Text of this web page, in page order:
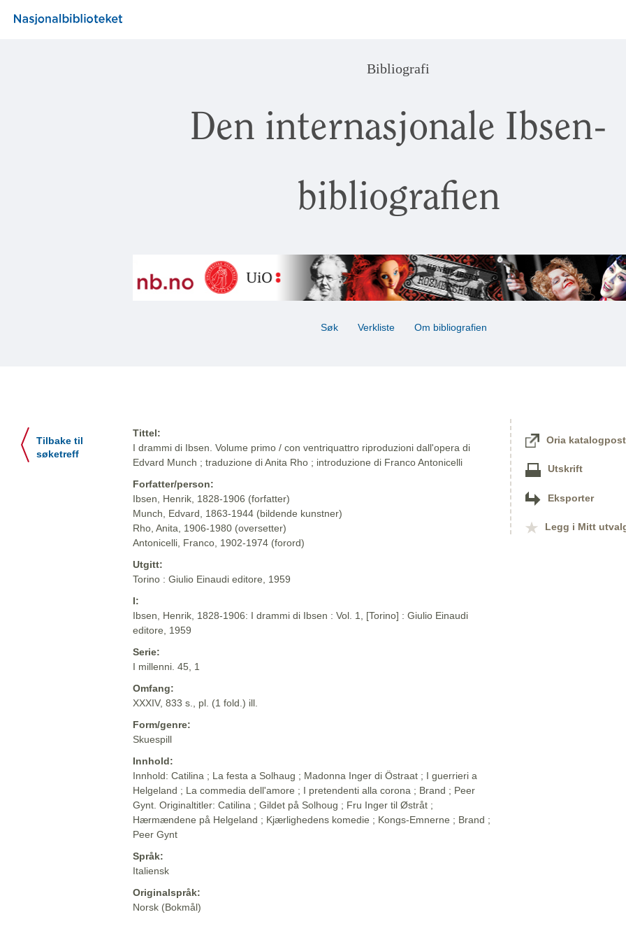
Bibliografi
Den internasjonale Ibsen-
bibliografien
Søk Verkliste Om bibliografien
Tilbake til
søketreff
Tittel:
I drammi di Ibsen. Volume primo / con ventriquattro riproduzioni dall'opera di
Edvard Munch ; traduzione di Anita Rho ; introduzione di Franco Antonicelli
Forfatter/person:
Ibsen, Henrik, 1828-1906 (forfatter)
Munch, Edvard, 1863-1944 (bildende kunstner)
Rho, Anita, 1906-1980 (oversetter)
Antonicelli, Franco, 1902-1974 (forord)
Utgitt:
Torino : Giulio Einaudi editore, 1959
I:
Ibsen, Henrik, 1828-1906: I drammi di Ibsen : Vol. 1, [Torino] : Giulio Einaudi
editore, 1959
Serie:
I millenni. 45, 1
Omfang:
XXXIV, 833 s., pl. (1 fold.) ill.
Form/genre:
Skuespill
Innhold:
Innhold: Catilina ; La festa a Solhaug ; Madonna Inger di Östraat ; I guerrieri a
Helgeland ; La commedia dell'amore ; I pretendenti alla corona ; Brand ; Peer
Gynt. Originaltitler: Catilina ; Gildet på Solhoug ; Fru Inger til Østråt ;
Hærmændene på Helgeland ; Kjærlighedens komedie ; Kongs-Emnerne ; Brand ;
Peer Gynt
Språk:
Italiensk
Originalspråk:
Norsk (Bokmål)
Oria katalogpost
Utskrift
Eksporter
Legg i Mitt